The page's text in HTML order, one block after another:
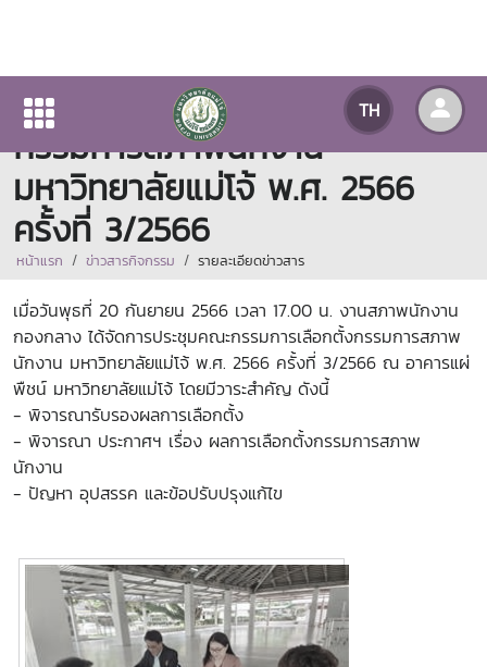
TH
การประชุมคณะกรรมการเลือกตั้ง
กรรมการสภาพนักงาน
มหาวิทยาลัยแม่โจ้ พ.ศ. 2566
ครั้งที่ 3/2566
หน้าแรก ข่าวสารกิจกรรม รายละเอียดข่าวสาร
เมื่อวันพุธที่ 20 กันยายน 2566 เวลา 17.00 น. งานสภาพนักงาน
กองกลาง ได้จัดการประชุมคณะกรรมการเลือกตั้งกรรมการสภาพ
นักงาน มหาวิทยาลัยแม่โจ้ พ.ศ. 2566 ครั้งที่ 3/2566 ณ อาคารแผ่
พืชน์ มหาวิทยาลัยแม่โจ้ โดยมีวาระสำคัญ ดังนี้
- พิจารณารับรองผลการเลือกตั้ง
- พิจารณา ประกาศฯ เรื่อง ผลการเลือกตั้งกรรมการสภาพ
นักงาน
- ปัญหา อุปสรรค และข้อปรับปรุงแก้ไข